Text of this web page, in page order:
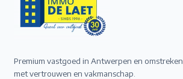
Premium vastgoed in Antwerpen en
met vertrouwen en vakmanschap.